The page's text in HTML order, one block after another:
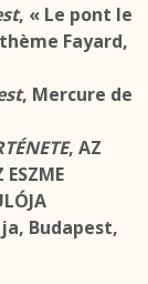
, « Le pont le
Fayard,
, Mercure de
, AZ
Budapest,